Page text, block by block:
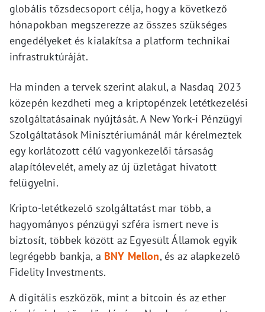
globális tőzsdecsoport célja, hogy a következő
hónapokban megszerezze az összes szükséges
engedélyeket és kialakítsa a platform technikai
infrastruktúráját.
Ha minden a tervek szerint alakul, a Nasdaq 2023
közepén kezdheti meg a kriptopénzek letétkezelési
szolgáltatásainak nyújtását. A New York-i Pénzügyi
Szolgáltatások Minisztériumánál már kérelmeztek
egy korlátozott célú vagyonkezelői társaság
alapítólevelét, amely az új üzletágat hivatott
felügyelni.
Kripto-letétkezelő szolgáltatást mar több, a
hagyományos pénzügyi szféra ismert neve is
biztosít, többek között az Egyesült Államok egyik
legrégebb bankja, a BNY Mellon, és az alapkezelő
Fidelity Investments.
A digitális eszközök, mint a bitcoin és az ether